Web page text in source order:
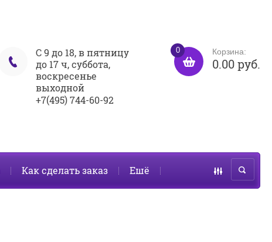
0 Корзина:
0.00 руб.
С 9 до 18, в пятницу
до 17 ч, суббота,
воскресенье
выходной
+7(495) 744-60-92
Как сделать заказ Ешё